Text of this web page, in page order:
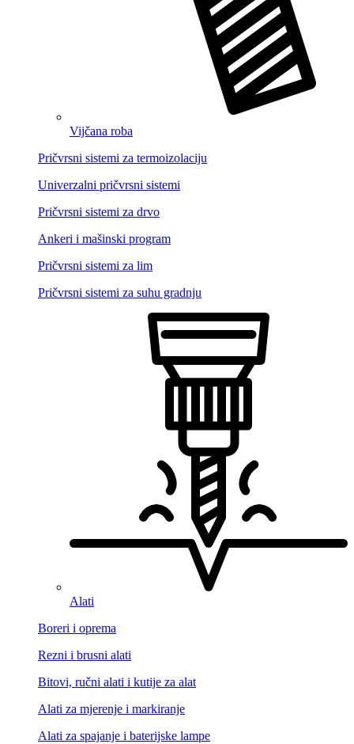
Vijčana roba
Pričvrsni sistemi za termoizolaciju
Univerzalni pričvrsni sistemi
Pričvrsni sistemi za drvo
Ankeri i mašinski program
Pričvrsni sistemi za lim
Pričvrsni sistemi za suhu gradnju
Alati
Boreri i oprema
Rezni i brusni alati
Bitovi, ručni alati i kutije za alat
Alati za mjerenje i markiranje
Alati za spajanje i baterijske lampe